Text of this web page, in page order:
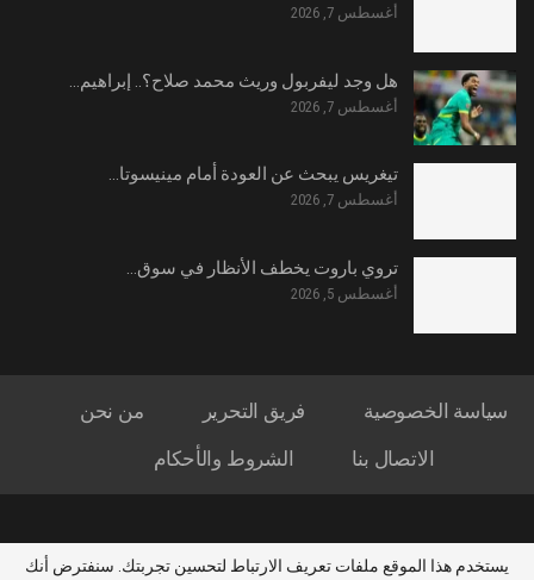
أغسطس 7, 2026
هل وجد ليفربول وريث محمد صلاح؟.. إبراهيم…
أغسطس 7, 2026
تيغريس يبحث عن العودة أمام مينيسوتا…
أغسطس 7, 2026
تروي باروت يخطف الأنظار في سوق…
أغسطس 5, 2026
سياسة الخصوصية فريق التحرير
من نحن
الاتصال بنا
الشروط والأحكام
يستخدم هذا الموقع ملفات تعريف الارتباط لتحسين تجربتك. سنفترض أنك